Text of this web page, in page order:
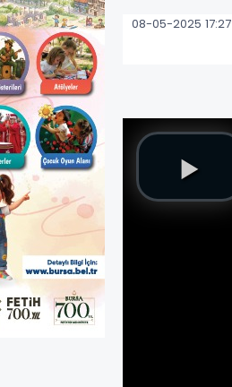
08-05-2025 17:27